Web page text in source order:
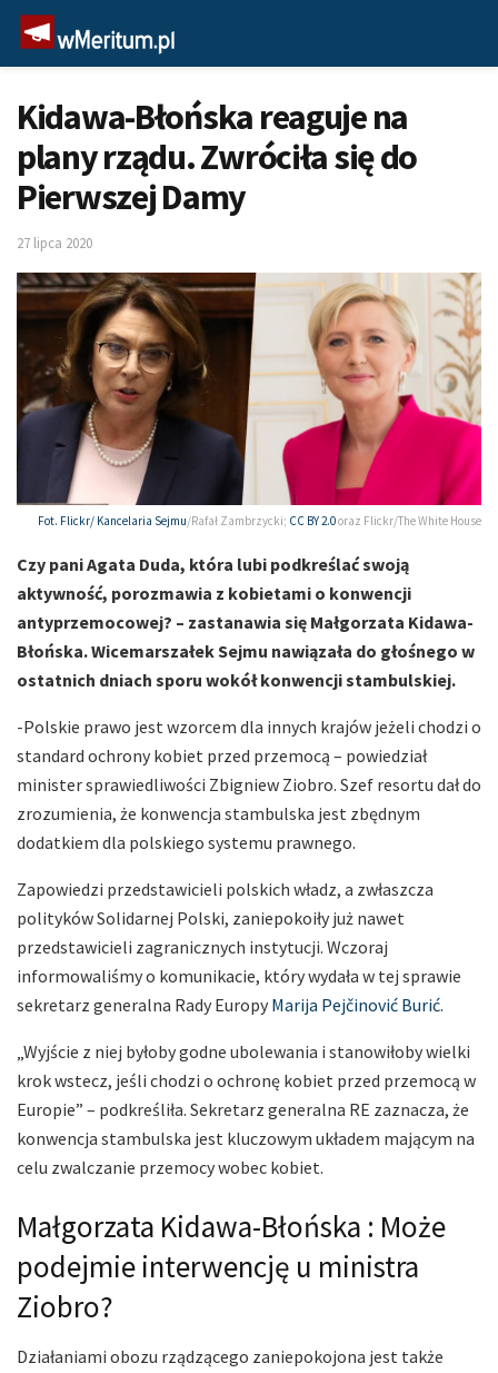
Kidawa-Błońska reaguje na
plany rządu. Zwróciła się do
Pierwszej Damy
27 lipca 2020
Fot. Flickr/ Kancelaria Sejmu/Rafał Zambrzycki; CC BY 2.0oraz Flickr/The White House
Czy pani Agata Duda, która lubi podkreślać swoją
aktywność, porozmawia z kobietami o konwencji
antyprzemocowej? – zastanawia się Małgorzata Kidawa-
Błońska. Wicemarszałek Sejmu nawiązała do głośnego w
ostatnich dniach sporu wokół konwencji stambulskiej.
-Polskie prawo jest wzorcem dla innych krajów jeżeli chodzi o
standard ochrony kobiet przed przemocą – powiedział
minister sprawiedliwości Zbigniew Ziobro. Szef resortu dał do
zrozumienia, że konwencja stambulska jest zbędnym
dodatkiem dla polskiego systemu prawnego.
Zapowiedzi przedstawicieli polskich władz, a zwłaszcza
polityków Solidarnej Polski, zaniepokoiły już nawet
przedstawicieli zagranicznych instytucji. Wczoraj
informowaliśmy o komunikacie, który wydała w tej sprawie
sekretarz generalna Rady Europy Marija Pejčinović Burić.
„Wyjście z niej byłoby godne ubolewania i stanowiłoby wielki
krok wstecz, jeśli chodzi o ochronę kobiet przed przemocą w
Europie” – podkreśliła. Sekretarz generalna RE zaznacza, że
konwencja stambulska jest kluczowym układem mającym na
celu zwalczanie przemocy wobec kobiet.
Małgorzata Kidawa-Błońska : Może
podejmie interwencję u ministra
Ziobro?
Działaniami obozu rządzącego zaniepokojona jest także